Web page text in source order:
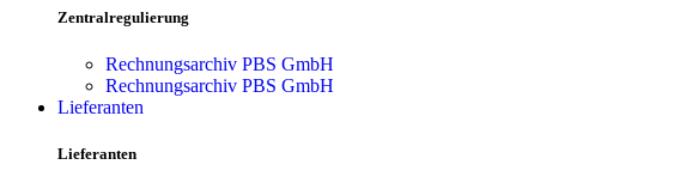
Zentralregulierung
Rechnungsarchiv PBS GmbH
Rechnungsarchiv PBS GmbH
Lieferanten
Lieferanten